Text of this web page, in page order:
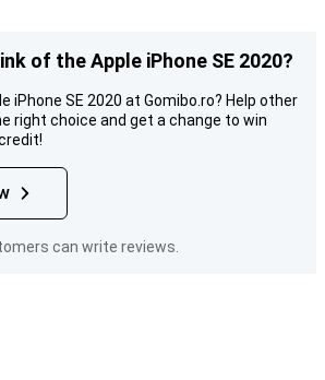
of the Apple iPhone SE 2020?
iPhone SE 2020 at Gomibo.ro? Help other
right choice and get a change to win
can write reviews.